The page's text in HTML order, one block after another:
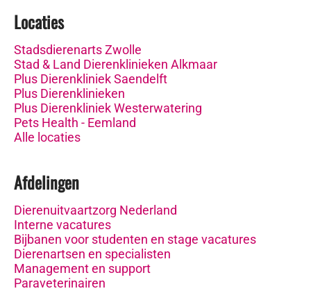
Locaties
Stadsdierenarts Zwolle
Stad & Land Dierenklinieken Alkmaar
Plus Dierenkliniek Saendelft
Plus Dierenklinieken
Plus Dierenkliniek Westerwatering
Pets Health - Eemland
Alle locaties
Afdelingen
Dierenuitvaartzorg Nederland
Interne vacatures
Bijbanen voor studenten en stage vacatures
Dierenartsen en specialisten
Management en support
Paraveterinairen